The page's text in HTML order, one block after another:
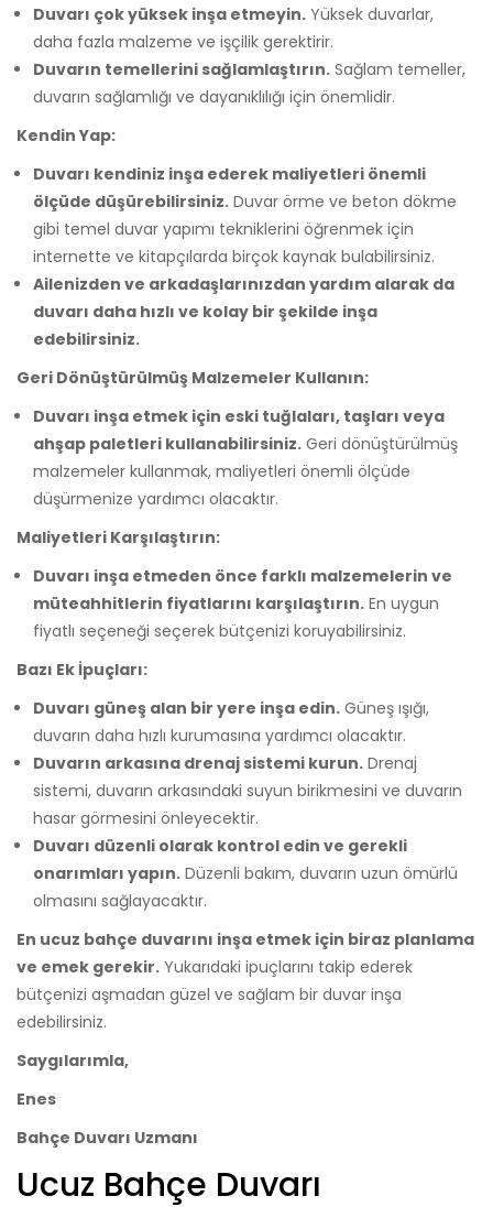
Duvarı çok yüksek inşa etmeyin. Yüksek duvarlar,
daha fazla malzeme ve işçilik gerektirir.
Duvarın temellerini sağlamlaştırın. Sağlam temeller,
duvarın sağlamlığı ve dayanıklılığı için önemlidir.
Kendin Yap:
Duvarı kendiniz inşa ederek maliyetleri önemli
ölçüde düşürebilirsiniz. Duvar örme ve beton dökme
gibi temel duvar yapımı tekniklerini öğrenmek için
internette ve kitapçılarda birçok kaynak bulabilirsiniz.
Ailenizden ve arkadaşlarınızdan yardım alarak da
duvarı daha hızlı ve kolay bir şekilde inşa
edebilirsiniz.
Geri Dönüştürülmüş Malzemeler Kullanın:
Duvarı inşa etmek için eski tuğlaları, taşları veya
ahşap paletleri kullanabilirsiniz. Geri dönüştürülmüş
malzemeler kullanmak, maliyetleri önemli ölçüde
düşürmenize yardımcı olacaktır.
Maliyetleri Karşılaştırın:
Duvarı inşa etmeden önce farklı malzemelerin ve
müteahhitlerin fiyatlarını karşılaştırın. En uygun
fiyatlı seçeneği seçerek bütçenizi koruyabilirsiniz.
Bazı Ek İpuçları:
Duvarı güneş alan bir yere inşa edin. Güneş ışığı,
duvarın daha hızlı kurumasına yardımcı olacaktır.
Duvarın arkasına drenaj sistemi kurun. Drenaj
sistemi, duvarın arkasındaki suyun birikmesini ve duvarın
hasar görmesini önleyecektir.
Duvarı düzenli olarak kontrol edin ve gerekli
onarımları yapın. Düzenli bakım, duvarın uzun ömürlü
olmasını sağlayacaktır.
En ucuz bahçe duvarını inşa etmek için biraz planlama
ve emek gerekir. Yukarıdaki ipuçlarını takip ederek
bütçenizi aşmadan güzel ve sağlam bir duvar inşa
edebilirsiniz.
Saygılarımla,
Enes
Bahçe Duvarı Uzmanı
Ucuz Bahçe Duvarı